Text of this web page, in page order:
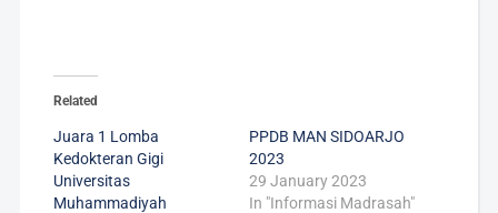
Related
Juara 1 Lomba
Kedokteran Gigi
Universitas
Muhammadiyah
PPDB MAN SIDOARJO
2023
29 January 2023
In "Informasi Madrasah"